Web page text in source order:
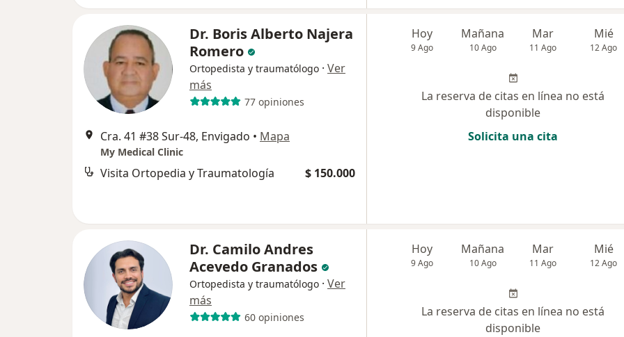
Dr. Boris Alberto Najera
Romero
Ortopedista y traumatólogo · Ver
más
77 opiniones
Cra. 41 #38 Sur-48, Envigado • Mapa
My Medical Clinic
Visita Ortopedia y Traumatología $ 150.000
Hoy
9 Ago
Mañana
10 Ago
Mar
11 Ago
Mié
12 Ago
La reserva de citas en línea no está
disponible
Solicita una cita
Dr. Camilo Andres
Acevedo Granados
Ortopedista y traumatólogo · Ver
más
60 opiniones
Hoy
9 Ago
Mañana
10 Ago
Mar
11 Ago
Mié
12 Ago
La reserva de citas en línea no está
disponible